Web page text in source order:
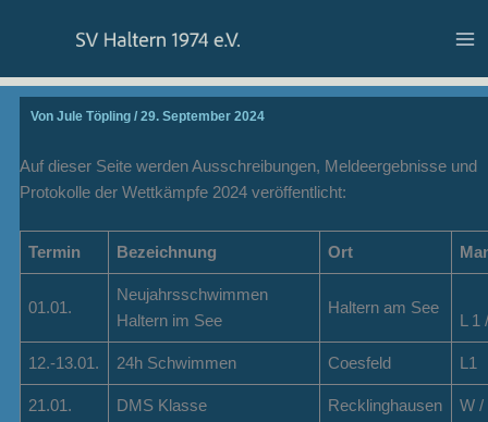
Von Jule Töpling / 29. September 2024
Auf dieser Seite werden Ausschreibungen, Meldeergebnisse und
Protokolle der Wettkämpfe 2024 veröffentlicht:
Termin Bezeichnung Ort
01.01.
Neujahrsschwimmen
Haltern im See
Haltern am See
L
12.-13.01. 24h Schwimmen Coesfeld L1
21.01. DMS Klasse Recklinghausen W /